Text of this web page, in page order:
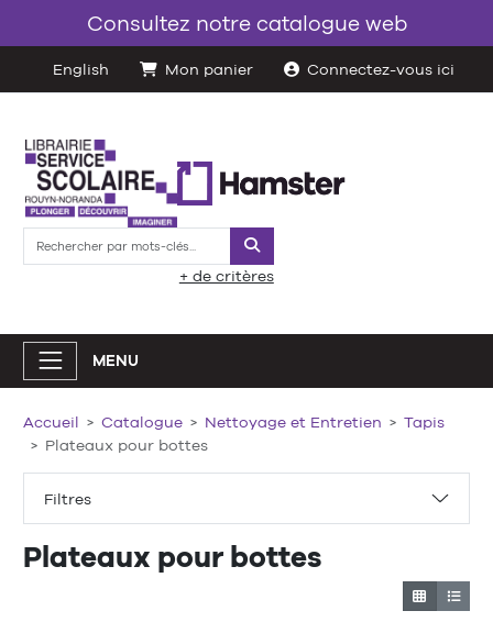
Consultez notre catalogue web
English Mon panier Connectez-vous ici
Rechercher
+ de critères
MENU
Filtres
Accueil Catalogue Nettoyage et Entretien
Tapis
Plateaux pour bottes
Plateaux pour bottes